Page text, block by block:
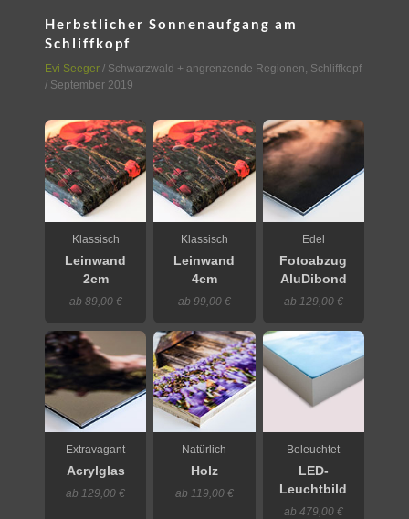
Herbstlicher Sonnenaufgang am
Schliffkopf
Evi Seeger / Schwarzwald + angrenzende Regionen, Schliffkopf
/ September 2019
Klassisch
Leinwand
2cm
ab 89,00 €
Klassisch
Leinwand
4cm
ab 99,00 €
Edel
Fotoabzug
AluDibond
ab 129,00 €
Extravagant
Acrylglas
ab 129,00 €
Natürlich
Holz
ab 119,00 €
Beleuchtet
LED-
Leuchtbild
ab 479,00 €